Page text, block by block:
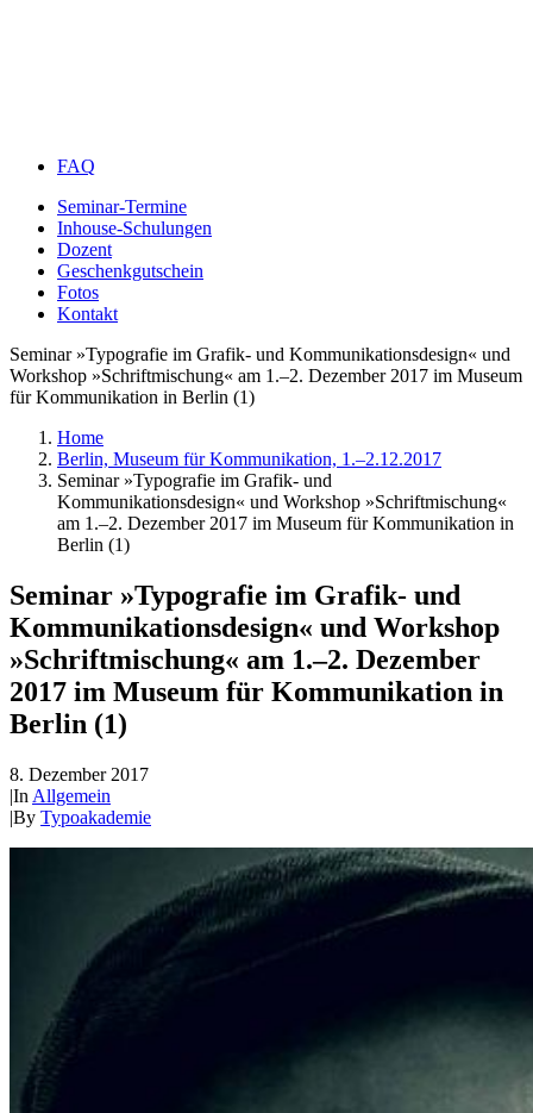
FAQ
Seminar-Termine
Inhouse-Schulungen
Dozent
Geschenkgutschein
Fotos
Kontakt
Seminar »Typografie im Grafik- und Kommunikationsdesign« und
Workshop »Schriftmischung« am 1.–2. Dezember 2017 im Museum
für Kommunikation in Berlin (1)
Home
Berlin, Museum für Kommunikation, 1.–2.12.2017
Seminar »Typografie im Grafik- und
Kommunikationsdesign« und Workshop »Schriftmischung«
am 1.–2. Dezember 2017 im Museum für Kommunikation in
Berlin (1)
Seminar »Typografie im Grafik- und
Kommunikationsdesign« und Workshop
»Schriftmischung« am 1.–2. Dezember
2017 im Museum für Kommunikation in
Berlin (1)
8. Dezember 2017
|In Allgemein
|By Typoakademie